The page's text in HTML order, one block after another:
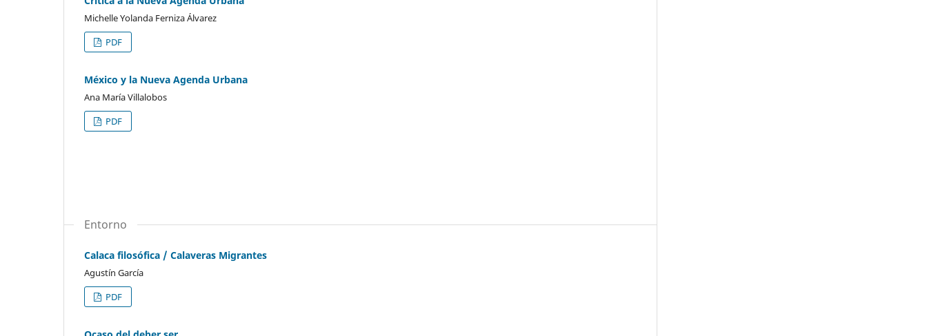
Michelle Yolanda Ferniza Álvarez
PDF
México y la Nueva Agenda Urbana
Ana María Villalobos
PDF
Entorno
Calaca filosófica / Calaveras Migrantes
Agustín García
PDF